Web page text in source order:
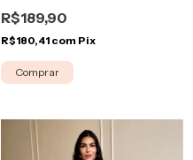
R$189,90
R$180,41 com Pix
Comprar